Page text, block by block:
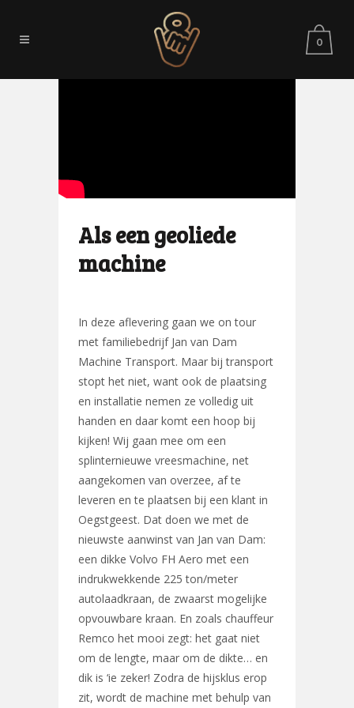
0
Als een geoliede
machine
In deze aflevering gaan we on tour
met familiebedrijf Jan van Dam
Machine Transport. Maar bij transport
stopt het niet, want ook de plaatsing
en installatie nemen ze volledig uit
handen en daar komt een hoop bij
kijken! Wij gaan mee om een
splinternieuwe vreesmachine, net
aangekomen van overzee, af te
leveren en te plaatsen bij een klant in
Oegstgeest. Dat doen we met de
nieuwste aanwinst van Jan van Dam:
een dikke Volvo FH Aero met een
indrukwekkende 225 ton/meter
autolaadkraan, de zwaarst mogelijke
opvouwbare kraan. En zoals chauffeur
Remco het mooi zegt: het gaat niet
om de lengte, maar om de dikte… en
dik is ‘ie zeker! Zodra de hijsklus erop
zit, wordt de machine met behulp van